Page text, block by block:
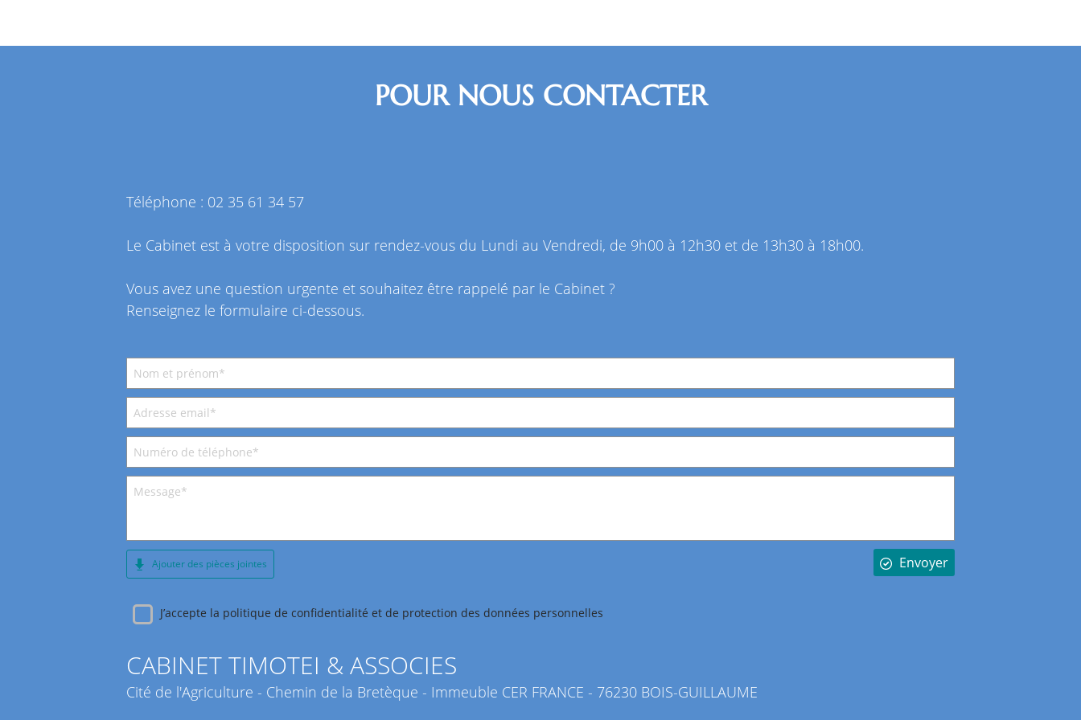
POUR NOUS CONTACTER
Téléphone : 02 35 61 34 57
Le Cabinet est à votre disposition sur rendez-vous du Lundi au Vendredi, de 9h00 à 12h30 et de 13h30 à 18h00.
Vous avez une question urgente et souhaitez être rappelé par le Cabinet ?
Renseignez le formulaire ci-dessous.
Ajouter des pièces jointes
J’accepte la politique de confidentialité et de protection des données personnelles
Envoyer
CABINET TIMOTEI & ASSOCIES
Cité de l'Agriculture - Chemin de la Bretèque - Immeuble CER FRANCE - 76230 BOIS-GUILLAUME